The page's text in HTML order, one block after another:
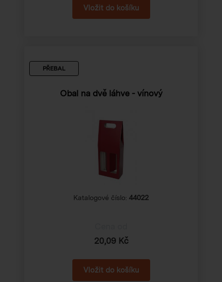
PŘEBAL
Obal na dvě láhve - vínový
Katalogové číslo: 44022
20,09 Kč